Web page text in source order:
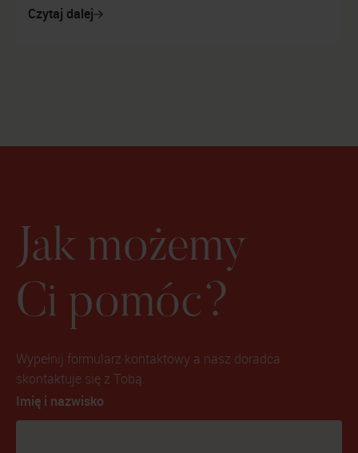
Czytaj dalej
Jak możemy
Ci pomóc?
Wypełnij formularz kontaktowy a nasz doradca
skontaktuje się z Tobą.
Imię i nazwisko